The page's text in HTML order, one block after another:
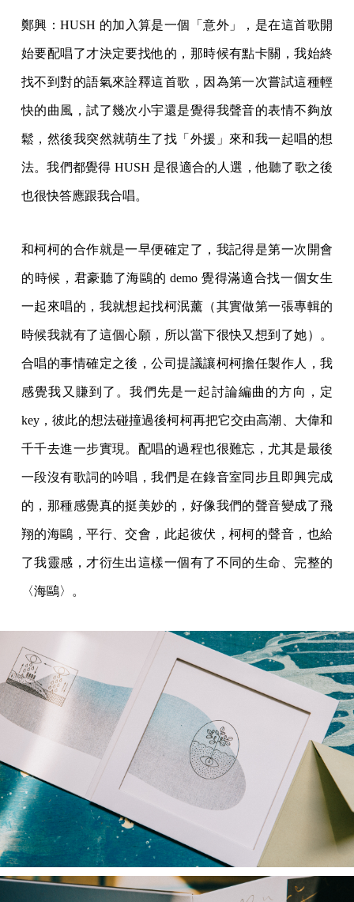
鄭興：HUSH 的加入算是一個「意外」，是在這首歌開
始要配唱了才決定要找他的，那時候有點卡關，我始終
找不到對的語氣來詮釋這首歌，因為第一次嘗試這種輕
快的曲風，試了幾次小宇還是覺得我聲音的表情不夠放
鬆，然後我突然就萌生了找「外援」來和我一起唱的想
法。我們都覺得 HUSH 是很適合的人選，他聽了歌之後
也很快答應跟我合唱。
和柯柯的合作就是一早便確定了，我記得是第一次開會
的時候，君豪聽了海鷗的 demo 覺得滿適合找一個女生
一起來唱的，我就想起找柯泯薰（其實做第一張專輯的
時候我就有了這個心願，所以當下很快又想到了她）。
合唱的事情確定之後，公司提議讓柯柯擔任製作人，我
感覺我又賺到了。我們先是一起討論編曲的方向，定
key，彼此的想法碰撞過後柯柯再把它交由高潮、大偉和
千千去進一步實現。配唱的過程也很難忘，尤其是最後
一段沒有歌詞的吟唱，我們是在錄音室同步且即興完成
的，那種感覺真的挺美妙的，好像我們的聲音變成了飛
翔的海鷗，平行、交會，此起彼伏，柯柯的聲音，也給
了我靈感，才衍生出這樣一個有了不同的生命、完整的
〈海鷗〉。